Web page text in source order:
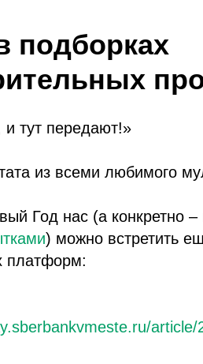
подборках
тут передают!»
из всеми любимого
Год нас (а конкретно
) можно встретить
платформ:
article/